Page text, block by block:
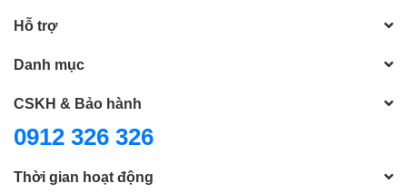
Hỗ trợ
Danh mục
CSKH & Bảo hành
0912 326 326
Thời gian hoạt động